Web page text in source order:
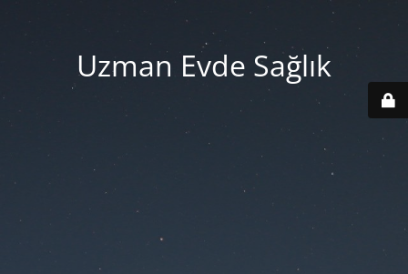
Uzman Evde Sağlık